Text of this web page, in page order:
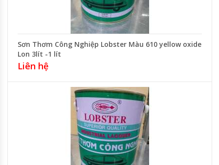
Sơn Thơm Công Nghiệp Lobster Màu 610 yellow oxide
Lon 3lít -1 lít
Liên hệ